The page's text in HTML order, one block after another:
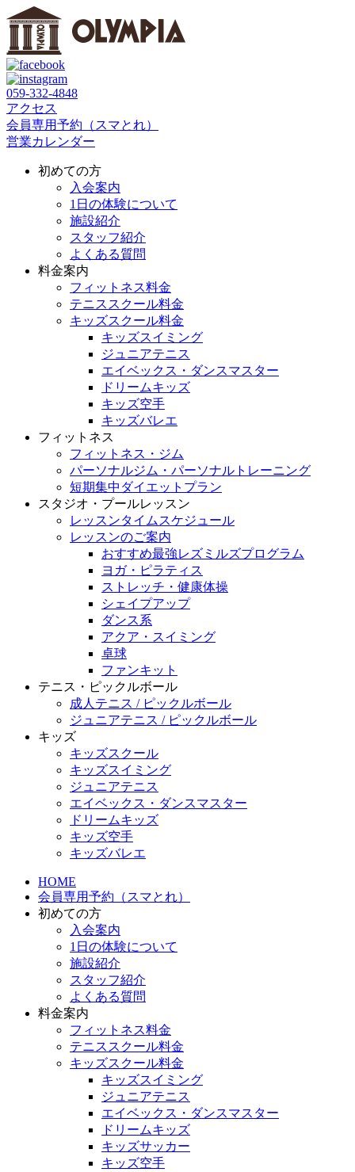
059‐332‐4848
アクセス
会員専用予約（スマとれ）
営業カレンダー
初めての方
入会案内
1日の体験について
施設紹介
スタッフ紹介
よくある質問
料金案内
フィットネス料金
テニススクール料金
キッズスクール料金
キッズスイミング
ジュニアテニス
エイベックス・ダンスマスター
ドリームキッズ
キッズ空手
キッズバレエ
フィットネス
フィットネス・ジム
パーソナルジム・パーソナルトレーニング
短期集中ダイエットプラン
スタジオ・プールレッスン
レッスンタイムスケジュール
レッスンのご案内
おすすめ最強レズミルズプログラム
ヨガ・ピラティス
ストレッチ・健康体操
シェイプアップ
ダンス系
アクア・スイミング
卓球
ファンキット
テニス・ピックルボール
成人テニス / ピックルボール
ジュニアテニス / ピックルボール
キッズ
キッズスクール
キッズスイミング
ジュニアテニス
エイベックス・ダンスマスター
ドリームキッズ
キッズ空手
キッズバレエ
HOME
会員専用予約（スマとれ）
初めての方
入会案内
1日の体験について
施設紹介
スタッフ紹介
よくある質問
料金案内
フィットネス料金
テニススクール料金
キッズスクール料金
キッズスイミング
ジュニアテニス
エイベックス・ダンスマスター
ドリームキッズ
キッズサッカー
キッズ空手